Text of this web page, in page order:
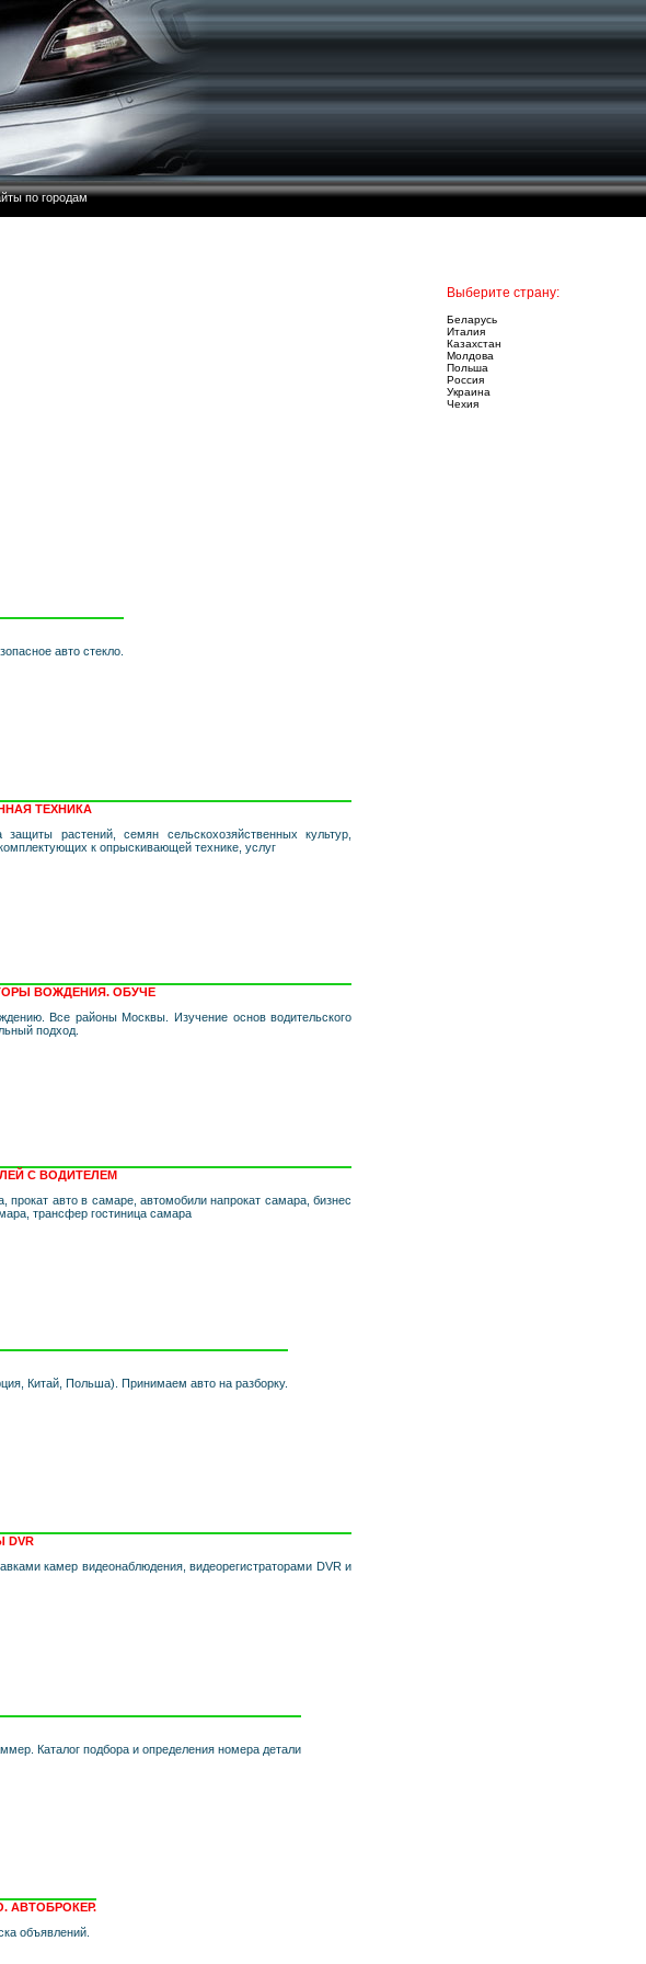
по городам
авто стекло.
ТЕХНИКА
растений, семян сельскохозяйственных культур,
к опрыскивающей технике, услуг
ВОЖДЕНИЯ. ОБУЧЕ
Все районы Москвы. Изучение основ водительского
подход.
С ВОДИТЕЛЕМ
авто в самаре, автомобили напрокат самара, бизнес
трансфер гостиница самара
Китай, Польша). Принимаем авто на разборку.
DVR
камер видеонаблюдения, видеорегистраторами DVR и
Каталог подбора и определения номера детали
АВТОБРОКЕР.
объявлений.
Выберите страну:
Беларусь
Италия
Казахстан
Молдова
Польша
Россия
Украина
Чехия